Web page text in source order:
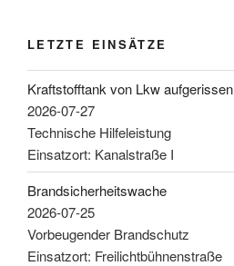
LETZTE EINSÄTZE
Kraftstofftank von Lkw aufgerissen
2026-07-27
Technische Hilfeleistung
Einsatzort: Kanalstraße I
Brandsicherheitswache
2026-07-25
Vorbeugender Brandschutz
Einsatzort: Freilichtbühnenstraße